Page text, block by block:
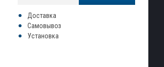
Доставка
Самовывоз
Установка